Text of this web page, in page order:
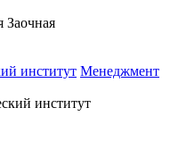
Заочная
институт Менеджмент